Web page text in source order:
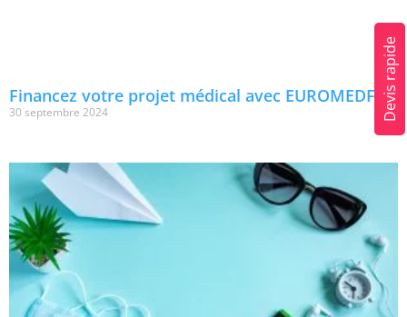
Financez votre projet médical avec EUROMEDFIN
30 septembre 2024 Devis rapide